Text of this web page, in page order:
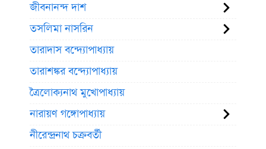
জীবনানন্দ দাশ
তসলিমা নাসরিন
তারাদাস বন্দ্যোপাধ্যায়
তারাশঙ্কর বন্দ্যোপাধ্যায়
ত্রৈলোক্যনাথ মুখোপাধ্যায়
নারায়ণ গঙ্গোপাধ্যায়
নীরেন্দ্রনাথ চক্রবর্তী